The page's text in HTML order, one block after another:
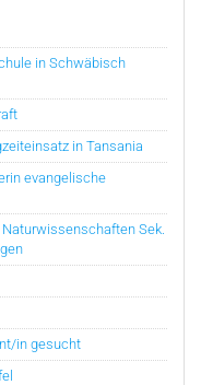
in Schwäbisch
in Tansania
evangelische
Sek.
in gesucht